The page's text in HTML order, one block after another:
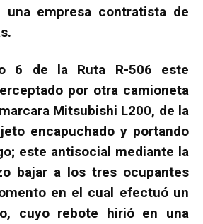
una empresa contratista de
6 de la Ruta R-506 este
por otra camioneta
Mitsubishi L200, de la
encapuchado y portando
este antisocial mediante la
bajar a los tres ocupantes
en el cual efectuó un
cuyo rebote hirió en una